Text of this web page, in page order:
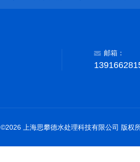
邮箱：
©2026 上海思攀德水处理科技有限公司 版权